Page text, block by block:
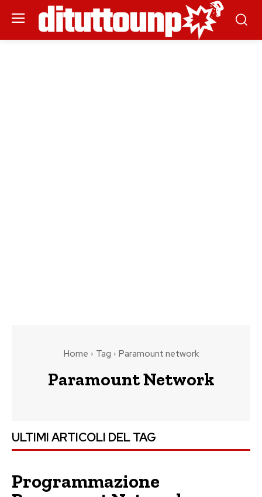
Home Tag Paramount network
Paramount Network
ULTIMI ARTICOLI DEL TAG
Programmazione